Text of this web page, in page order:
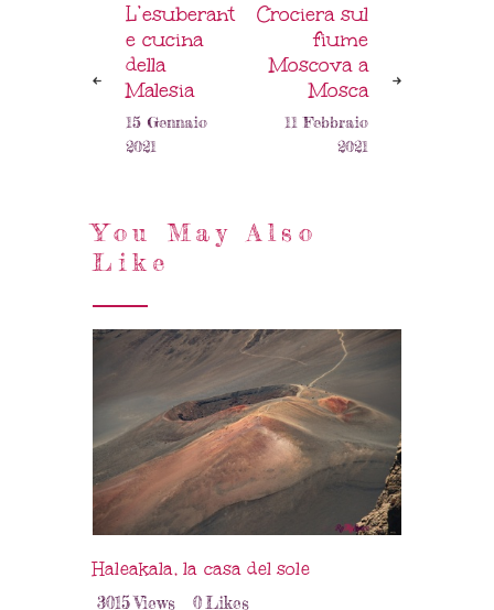
L’esuberant
e cucina
della
Malesia
15 Gennaio
2021
Crociera sul
fiume
Moscova a
Mosca
11 Febbraio
2021
You May Also
Like
Haleakala, la casa del sole
3015Views 0Likes